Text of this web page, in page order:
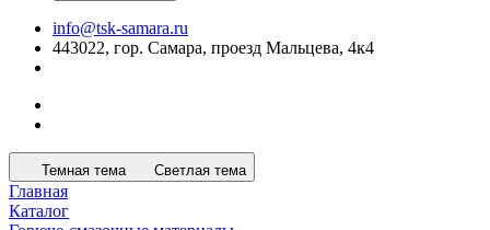
info@tsk-samara.ru
443022, гор. Самара, проезд Мальцева, 4к4
Темная тема Светлая тема
Главная
Каталог